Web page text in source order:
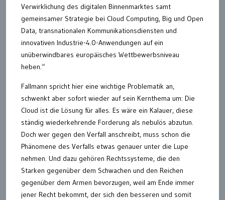
Verwirklichung des digitalen Binnenmarktes samt
gemeinsamer Strategie bei Cloud Computing, Big und Open
Data, transnationalen Kommunikationsdiensten und
innovativen Industrie-4.0-Anwendungen auf ein
unüberwindbares europäisches Wettbewerbsniveau
heben.“
Fallmann spricht hier eine wichtige Problematik an,
schwenkt aber sofort wieder auf sein Kernthema um: Die
Cloud ist die Lösung für alles. Es wäre ein Kalauer, diese
ständig wiederkehrende Forderung als nebulös abzutun.
Doch wer gegen den Verfall anschreibt, muss schon die
Phänomene des Verfalls etwas genauer unter die Lupe
nehmen. Und dazu gehören Rechtssysteme, die den
Starken gegenüber dem Schwachen und den Reichen
gegenüber dem Armen bevorzugen, weil am Ende immer
jener Recht bekommt, der sich den besseren und somit